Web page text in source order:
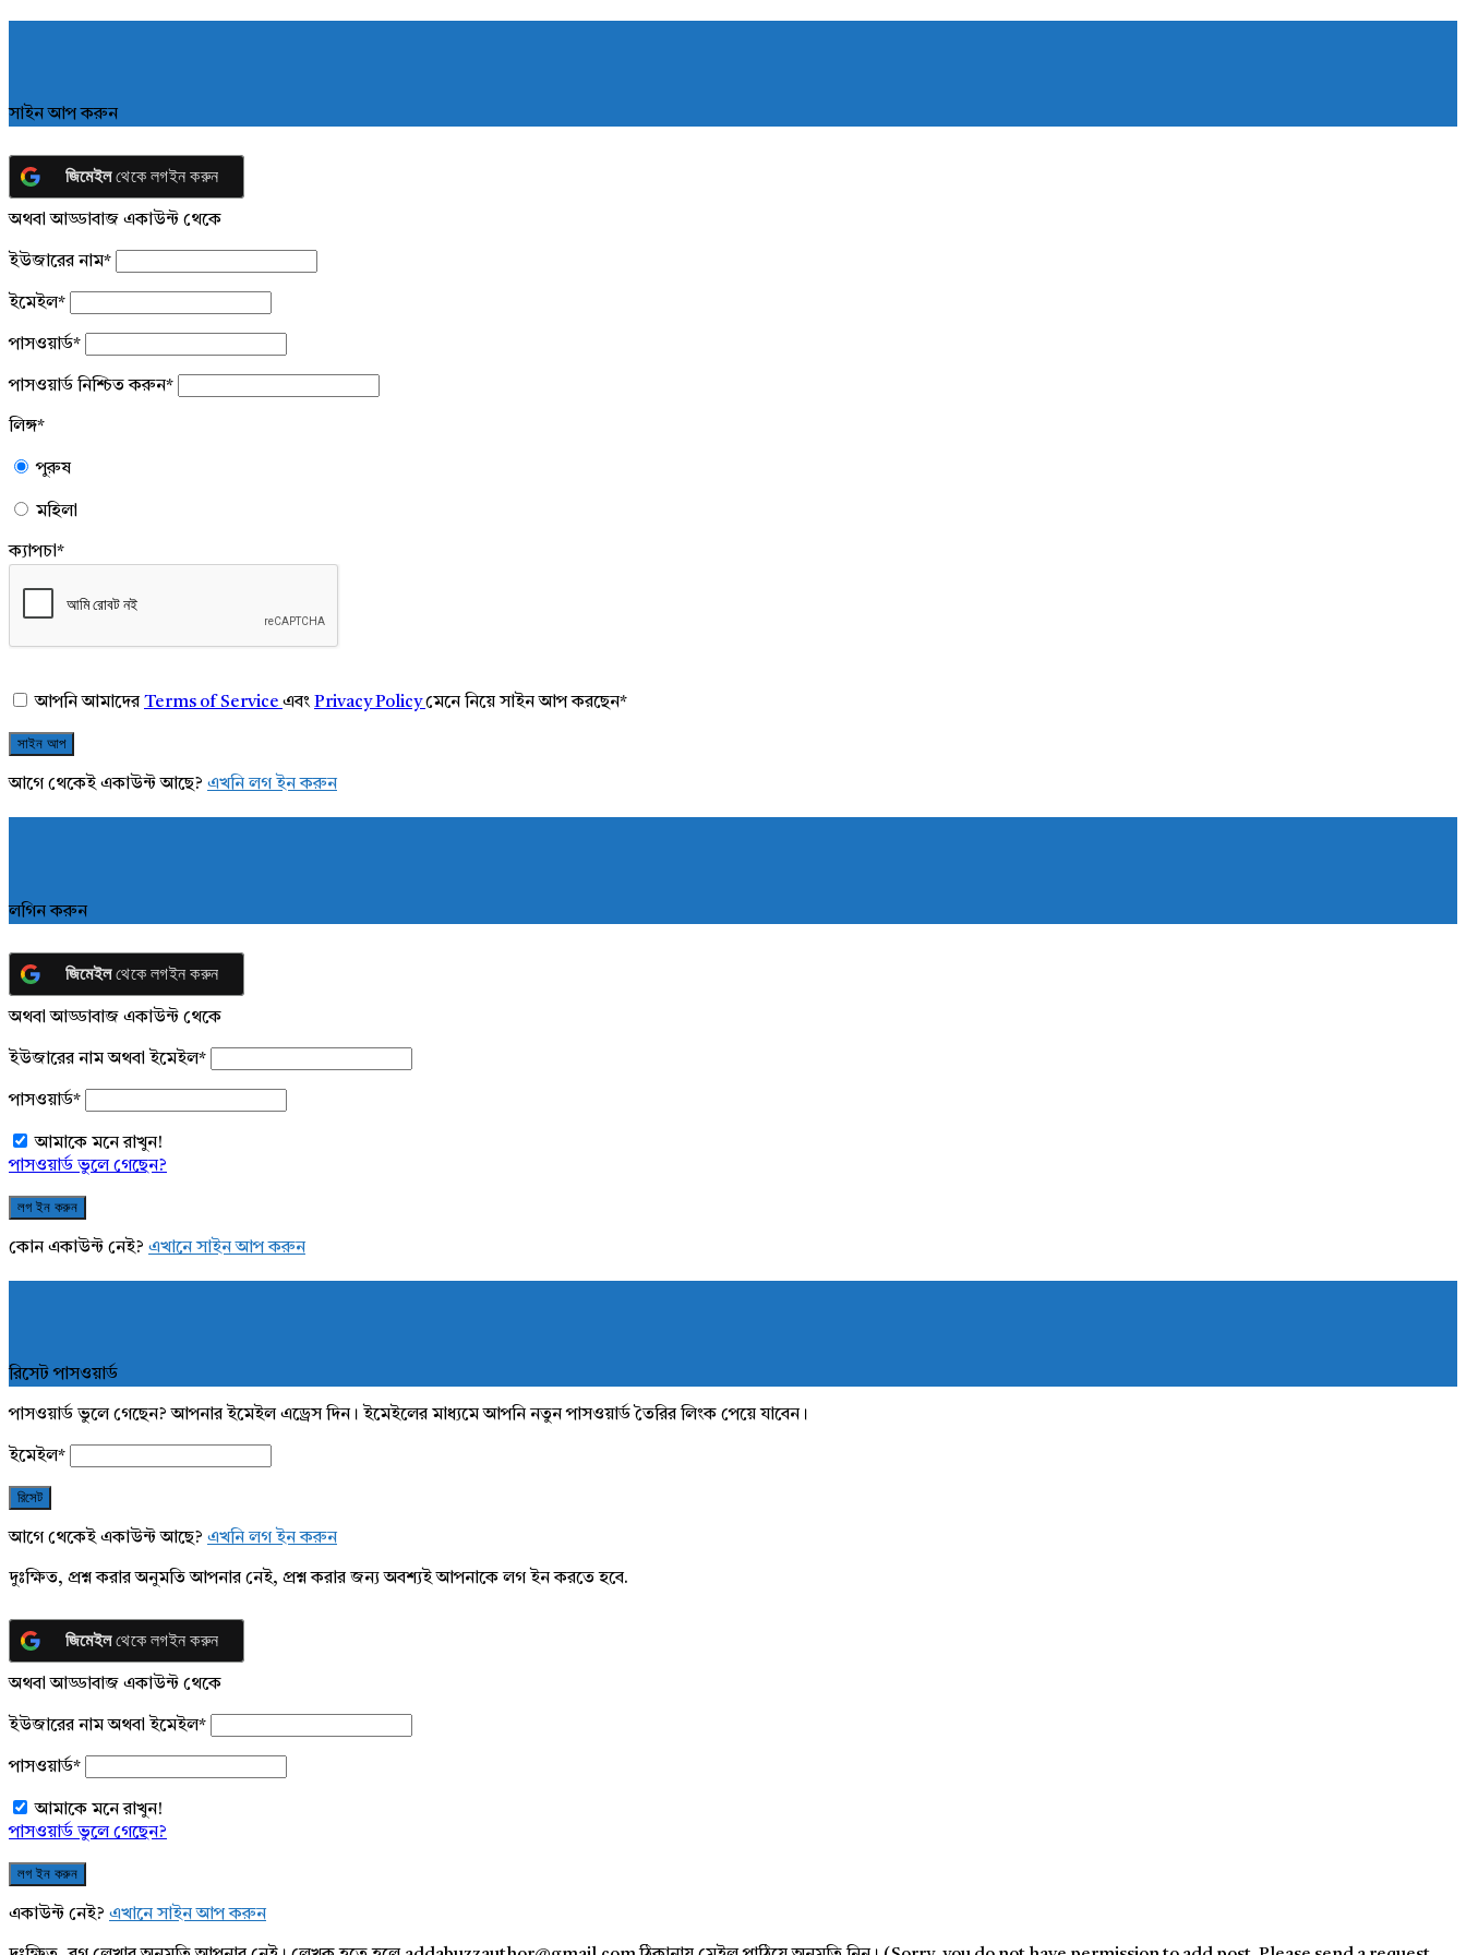
সাইন আপ করুন
জিমেইলথেকে লগইন করুন
অথবা আড্ডাবাজ একাউন্ট থেকে
ইউজারের নাম*
ইমেইল*
পাসওয়ার্ড*
পাসওয়ার্ড নিশ্চিত করুন*
লিঙ্গ*
পুরুষ
মহিলা
ক্যাপচা*
আপনি আমাদেরTerms of Service এবং Privacy Policyমেনে নিয়ে সাইন আপ করছেন*
আগে থেকেই একাউন্ট আছে? এখনি লগ ইন করুন
লগিন করুন
জিমেইলথেকে লগইন করুন
অথবা আড্ডাবাজ একাউন্ট থেকে
ইউজারের নাম অথবা ইমেইল*
পাসওয়ার্ড*
আমাকে মনে রাখুন!
পাসওয়ার্ড ভুলে গেছেন?
কোন একাউন্ট নেই? এখানে সাইন আপ করুন
রিসেট পাসওয়ার্ড
পাসওয়ার্ড ভুলে গেছেন? আপনার ইমেইল এড্রেস দিন। ইমেইলের মাধ্যমে আপনি নতুন পাসওয়ার্ড তৈরির লিংক পেয়ে যাবেন।
ইমেইল*
আগে থেকেই একাউন্ট আছে? এখনি লগ ইন করুন
দুঃক্ষিত, প্রশ্ন করার অনুমতি আপনার নেই, প্রশ্ন করার জন্য অবশ্যই আপনাকে লগ ইন করতে হবে.
জিমেইলথেকে লগইন করুন
অথবা আড্ডাবাজ একাউন্ট থেকে
ইউজারের নাম অথবা ইমেইল*
পাসওয়ার্ড*
আমাকে মনে রাখুন!
পাসওয়ার্ড ভুলে গেছেন?
একাউন্ট নেই? এখানে সাইন আপ করুন